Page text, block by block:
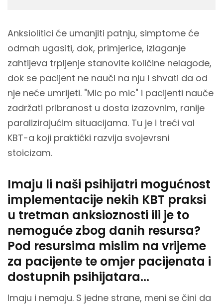
Anksiolitici će umanjiti patnju, simptome će
odmah ugasiti, dok, primjerice, izlaganje
zahtijeva trpljenje stanovite količine nelagode,
dok se pacijent ne nauči na nju i shvati da od
nje neće umrijeti. "Mic po mic" i pacijenti nauče
zadržati pribranost u dosta izazovnim, ranije
paralizirajućim situacijama. Tu je i treći val
KBT-a koji praktički razvija svojevrsni
stoicizam.
Imaju li naši psihijatri mogućnost
implementacije nekih KBT praksi
u tretman anksioznosti ili je to
nemoguće zbog danih resursa?
Pod resursima mislim na vrijeme
za pacijente te omjer pacijenata i
dostupnih psihijatara...
Imaju i nemaju. S jedne strane, meni se čini da